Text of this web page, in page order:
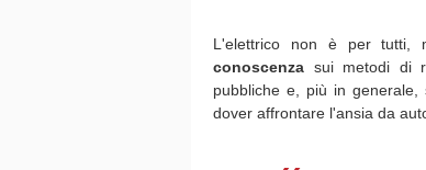
L'elettrico non è per tutti,
conoscenza sui metodi di
pubbliche e, più in generale,
dover affrontare l'ansia da